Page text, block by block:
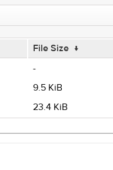
File Size ↓
-
9.5 KiB
23.4 KiB